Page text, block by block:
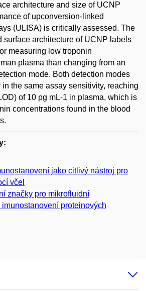
architecture and size of UCNP
of upconversion-linked
(ULISA) is critically assessed. The
surface architecture of UCNP labels
measuring low troponin
plasma than changing from an
mode. Both detection modes
the same assay sensitivity, reaching
of 10 pg mL-1 in plasma, which is
concentrations found in the blood
jako citlivý nástroj pro
včel
značky pro mikrofluidní
proteinových